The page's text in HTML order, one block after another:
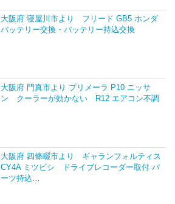
大阪府 寝屋川市より フリード GB5 ホンダ
バッテリー交換・バッテリー持込交換
大阪府 門真市より プリメーラ P10 ニッサ
ン クーラーが効かない R12 エアコン不調
大阪府 四條畷市より ギャランフォルティス
CY4A ミツビシ ドライブレコーダー取付 パ
ーツ持込…